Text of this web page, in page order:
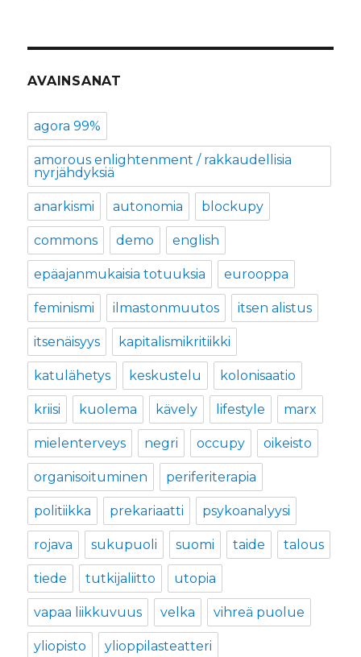
AVAINSANAT
agora 99%
amorous enlightenment / rakkaudellisia
nyrjähdyksiä
anarkismi autonomia blockupy
commons demo english
epäajanmukaisia totuuksia eurooppa
feminismi ilmastonmuutos itsen alistus
itsenäisyys kapitalismikritiikki
katulähetys keskustelu kolonisaatio
kriisi kuolema kävely lifestyle marx
mielenterveys negri occupy oikeisto
organisoituminen periferiterapia
politiikka prekariaatti psykoanalyysi
rojava sukupuoli suomi taide talous
tiede tutkijaliitto utopia
vapaa liikkuvuus velka vihreä puolue
yliopisto ylioppilasteatteri